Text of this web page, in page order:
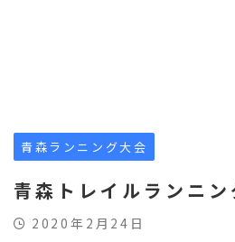
青森ランニング大会
青森トレイルランニ
2020年2月24日